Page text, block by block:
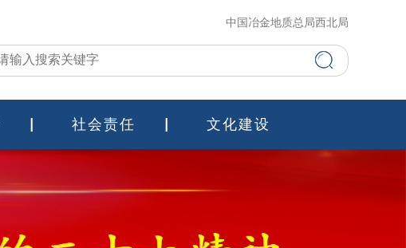
中国冶金地质总局西北局
社会责任 文化建设